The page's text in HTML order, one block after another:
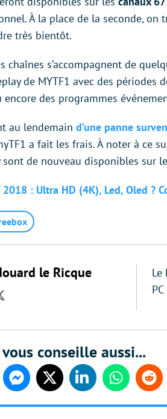
À la place de la seconde, on
très bientôt.
chaînes s’accompagnent de
de MYTF1 avec des périodes
des programmes
au lendemain d’une panne
a fait les frais. À noter à ce
sont de nouveau disponibles sur
2018 : Ultra HD (4K), Led, Oled ?
le Ricque
Le
conseille aussi...
MessengerTwitter LinkedinWhatsapp